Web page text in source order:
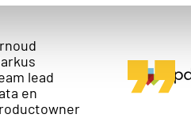
lead
en